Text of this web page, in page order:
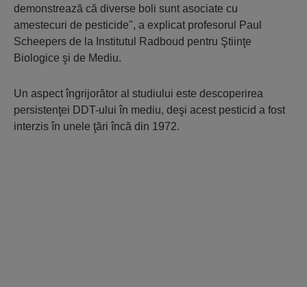
demonstrează că diverse boli sunt asociate cu
amestecuri de pesticide", a explicat profesorul Paul
Scheepers de la Institutul Radboud pentru Ştiinţe
Biologice şi de Mediu.
Un aspect îngrijorător al studiului este descoperirea
persistenţei DDT-ului în mediu, deşi acest pesticid a fost
interzis în unele ţări încă din 1972.